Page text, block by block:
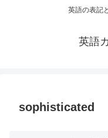
英語の表記
英語
sophisticated